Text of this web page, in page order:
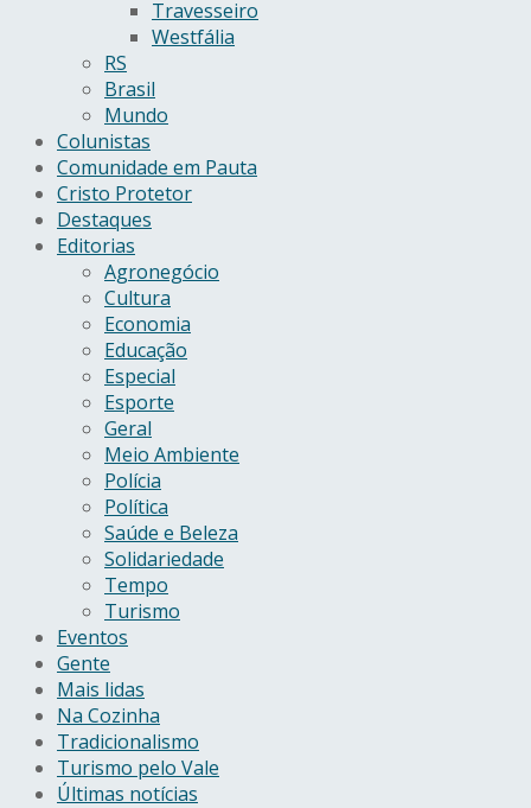
Travesseiro
Westfália
RS
Brasil
Mundo
Colunistas
Comunidade em Pauta
Cristo Protetor
Destaques
Editorias
Agronegócio
Cultura
Economia
Educação
Especial
Esporte
Geral
Meio Ambiente
Polícia
Política
Saúde e Beleza
Solidariedade
Tempo
Turismo
Eventos
Gente
Mais lidas
Na Cozinha
Tradicionalismo
Turismo pelo Vale
Últimas notícias